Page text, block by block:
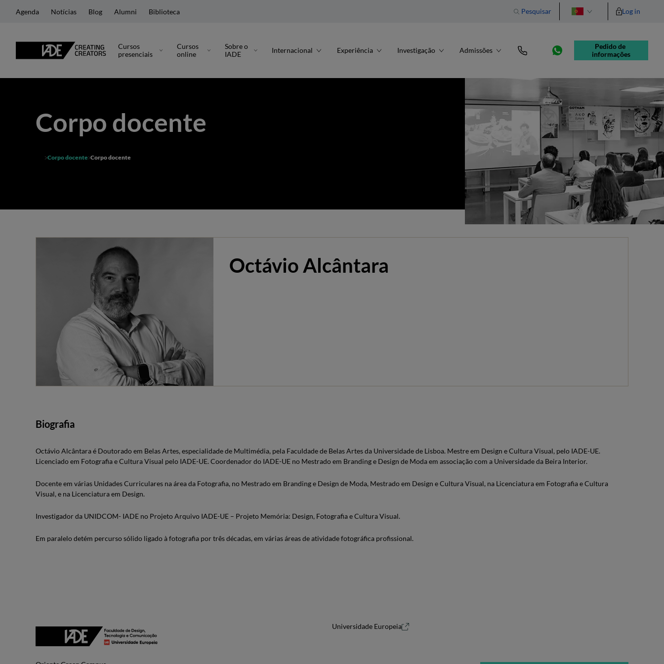
Agenda Notícias Blog Alumni Biblioteca
Pesquisar
English
Log in
Cursos
presenciais
Cursos
online
Sobre o
IADE
Internacional Experiência Investigação Admissões
Pedido de
informações
Corpo docente
Corpo docente Corpo docente
Octávio Alcântara
Biografia
Octávio Alcântara é Doutorado em Belas Artes, especialidade de Multimédia, pela Faculdade de Belas Artes da Universidade de Lisboa. Mestre em Design e Cultura Visual, pelo IADE-UE.
Licenciado em Fotografia e Cultura Visual pelo IADE-UE. Coordenador do IADE-UE no Mestrado em Branding e Design de Moda em associação com a Universidade da Beira Interior.
Docente em várias Unidades Curriculares na área da Fotografia, no Mestrado em Branding e Design de Moda, Mestrado em Design e Cultura Visual, na Licenciatura em Fotografia e Cultura
Visual, e na Licenciatura em Design.
Investigador da UNIDCOM- IADE no Projeto Arquivo IADE-UE – Projeto Memória: Design, Fotografia e Cultura Visual.
Em paralelo detém percurso sólido ligado à fotografia por três décadas, em várias áreas de atividade fotográfica profissional.
Universidade Europeia